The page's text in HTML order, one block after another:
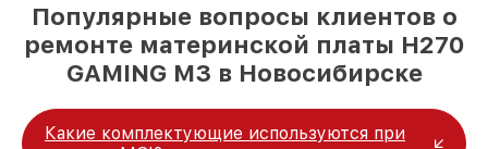
Популярные вопросы клиентов о
ремонте материнской платы H270
GAMING M3 в Новосибирске
Какие комплектующие используются при